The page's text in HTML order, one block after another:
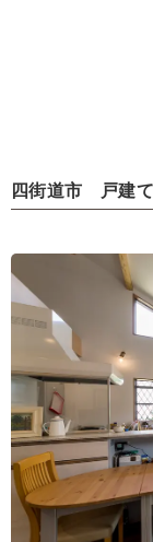
四街道市 戸建